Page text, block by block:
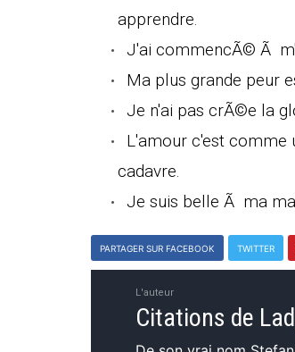
apprendre.
J'ai commencÃ© Ã
Ma plus grande peur
Je n'ai pas crÃ©e la
L'amour c'est comme
cadavre.
Je suis belle Ã ma
PARTAGER SUR FACEBOOK TWITTER
L'auteur
Citations de